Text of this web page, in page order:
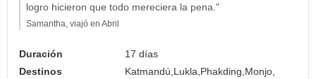
logro hicieron que todo mereciera la pena."
Samantha, viajó en Abril
Duración
17 días
Destinos
Katmandú, Lukla, Phakding, Monjo,